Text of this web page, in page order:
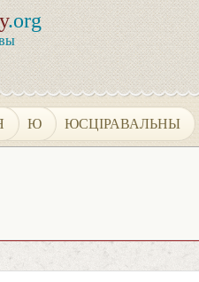
.org
Ю ЮСЦІРАВАЛЬНЫ